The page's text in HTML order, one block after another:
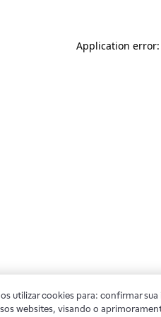
Application
utilizar cookies para: confirmar
websites, visando o